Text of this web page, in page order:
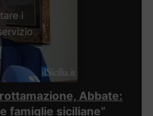
i
Abbate:
famiglie siciliane”